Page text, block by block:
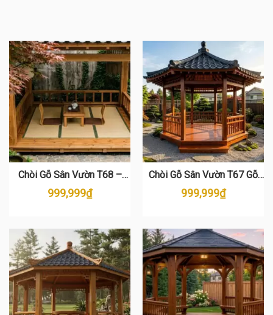
Chòi Gỗ Sân Vườn T68 –
Khởi Nguồn Khoảng Lặng
Bình Yên Giữa Lòng Đô Thị
999,999₫
Chòi Gỗ Sân Vườn T67 Gỗ
Thông Tự Nhiên Cao Cấp
999,999₫